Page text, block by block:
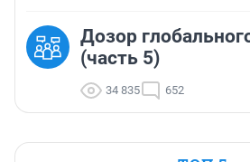
Дозор
(часть 5)
34 835 652